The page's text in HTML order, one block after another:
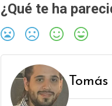
¿Qué te ha